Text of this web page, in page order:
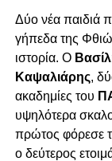
Δύο νέα παιδιά
γήπεδα της
ιστορία. Ο
Καψαλιάρης,
ακαδημίες του
υψηλότερα
πρώτος φόρεσε
ο δεύτερος